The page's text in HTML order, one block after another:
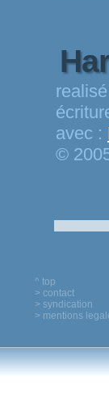
avec :
©
^ top
> contact
> syndication
> mentions